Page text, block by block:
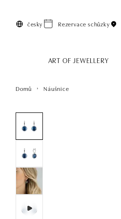
česky Rezervace schůzky
ART OF JEWELLERY
Domů Náušnice